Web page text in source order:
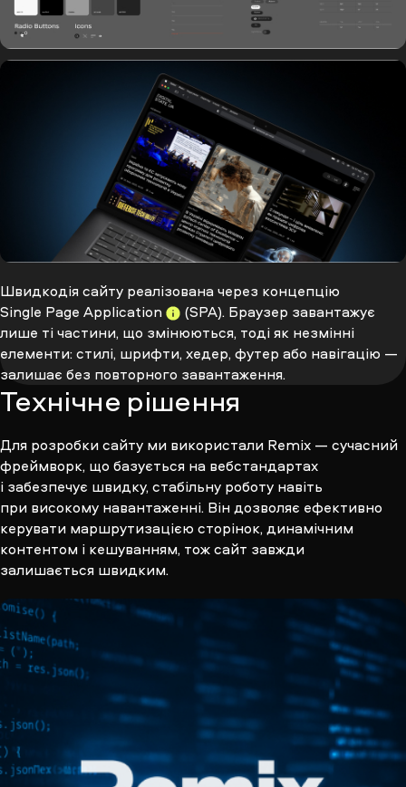
Швидкодія сайту реалізована через концепцію
Single Page Application
(SPA). Браузер завантажує
лише ті частини, що змінюються, тоді як незмінні
елементи: стилі, шрифти, хедер, футер або навігацію —
залишає без повторного завантаження.
Технічне рішення
Для розробки сайту ми використали Remix — сучасний
фреймворк, що базується на вебстандартах
і забезпечує швидку, стабільну роботу навіть
при високому навантаженні. Він дозволяє ефективно
керувати маршрутизацією сторінок, динамічним
контентом і кешуванням, тож сайт завжди
залишається швидким.